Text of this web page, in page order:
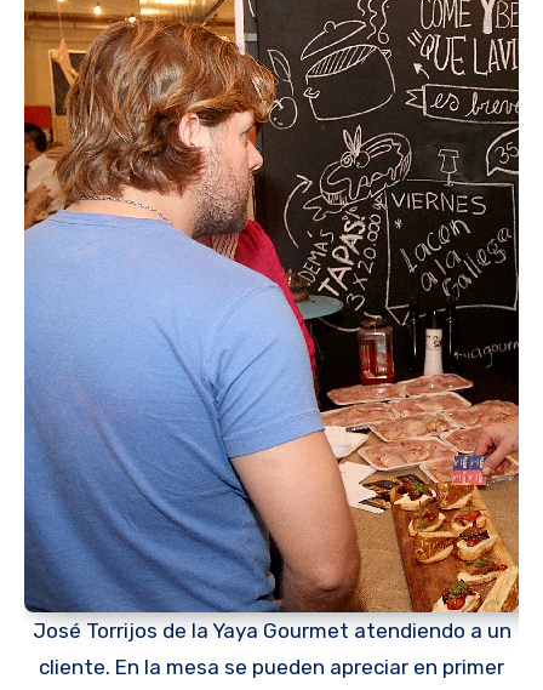
José Torrijos de la Yaya Gourmet atendiendo a un
cliente. En la mesa se pueden apreciar en primer